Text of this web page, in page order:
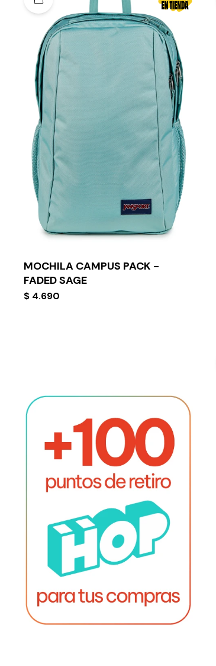
MOCHILA CAMPUS PACK -
FADED SAGE
$ 4.690